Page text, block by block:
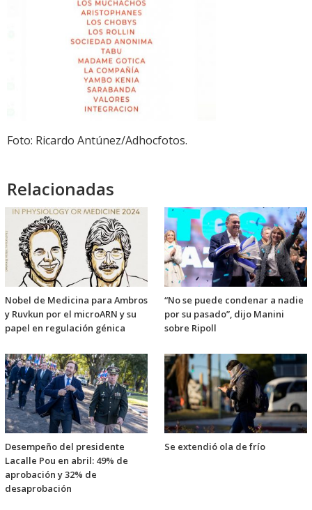
Foto: Ricardo Antúnez/Adhocfotos.
Relacionadas
Nobel de Medicina para Ambros
y Ruvkun por el microARN y su
papel en regulación génica
“No se puede condenar a nadie
por su pasado”, dijo Manini
sobre Ripoll
Desempeño del presidente
Lacalle Pou en abril: 49% de
aprobación y 32% de
desaprobación
Se extendió ola de frío